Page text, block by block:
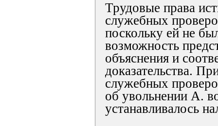
Трудовые права
служебных
поскольку ей не
возможность
объяснения и
доказательства.
служебных
об увольнении А.
устанавливалось